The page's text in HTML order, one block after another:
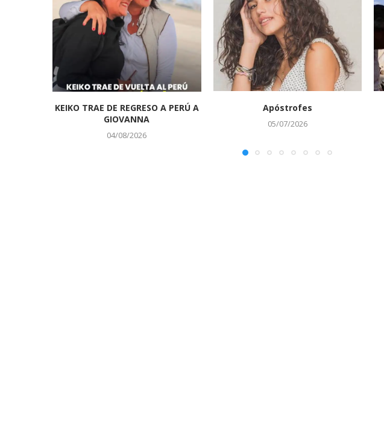
KEIKO TRAE DE REGRESO A PERÚ A
GIOVANNA
04/08/2026
Apóstrofes
05/07/2026